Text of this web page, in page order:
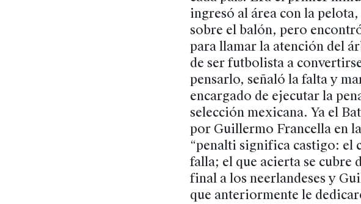
ingresó al área con la
sobre el balón, pero
para llamar la atención del
de ser futbolista a
pensarlo, señaló la falta y
encargado de ejecutar la
selección mexicana. Ya el
por Guillermo Francella en
“penalti significa castigo: el
falla; el que acierta se cubre
final a los neerlandeses y
que anteriormente le